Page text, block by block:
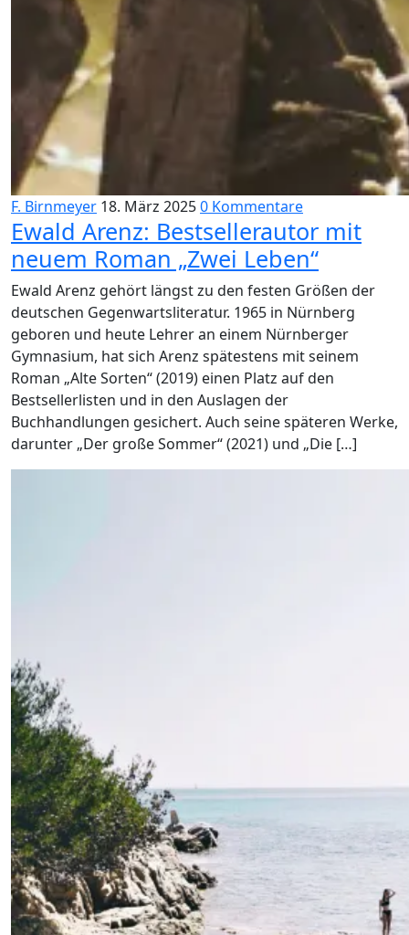
F. Birnmeyer 18. März 20250 Kommentare
Ewald Arenz: Bestsellerautor mit
neuem Roman „Zwei Leben“
Ewald Arenz gehört längst zu den festen Größen der
deutschen Gegenwartsliteratur. 1965 in Nürnberg
geboren und heute Lehrer an einem Nürnberger
Gymnasium, hat sich Arenz spätestens mit seinem
Roman „Alte Sorten“ (2019) einen Platz auf den
Bestsellerlisten und in den Auslagen der
Buchhandlungen gesichert. Auch seine späteren Werke,
darunter „Der große Sommer“ (2021) und „Die […]